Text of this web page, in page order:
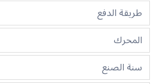
طريقة الدفع
المحرك
سنة الصنع